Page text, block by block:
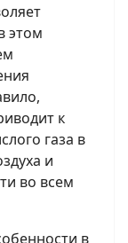
этом
к
газа в
и
во всем
в